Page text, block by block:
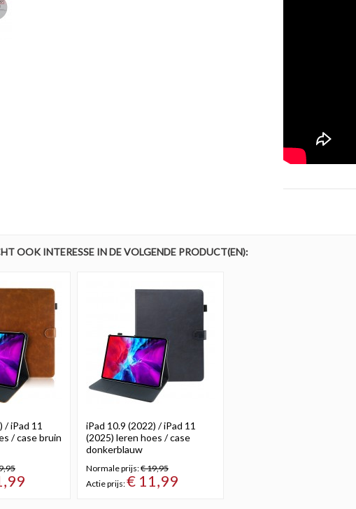
OOK INTERESSE IN DE VOLGENDE PRODUCT(EN):
/ iPad 11
/ case bruin
iPad 10.9 (2022) / iPad 11
(2025) leren hoes / case
donkerblauw
Normale prijs:€ 19,95
Actie prijs:€ 11,99